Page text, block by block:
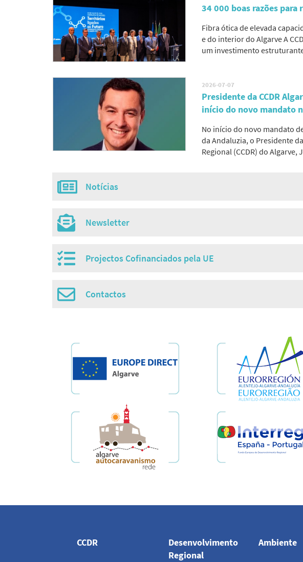
34 000 boas razões
Fibra ótica de elevada
e do interior do Algarve A
um investimento
2026-07-07
Presidente da CCDR
início do novo mandato
No início do novo mandato
da Andaluzia, o Presidente
Regional (CCDR) do
Misc
menu
Notícias
Newsletter
Projectos Cofinanciados pela UE
Contactos
principal
CCDR
Desenvolvimento
Regional
Ambiente